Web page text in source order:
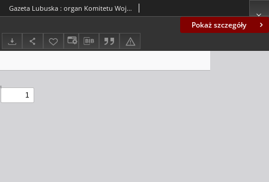
Pokaż szczegóły
Gazeta Lubuska : organ Komitetu Wojewódzkiego Polskiej Zjednoczonej Partii Robotniczej R. II Nr 261 (25 września 1949). - Wyd. ABCD